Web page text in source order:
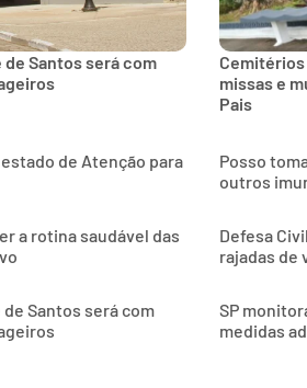
de Santos será com
missas e
Pais
de Atenção para
Posso
outros
a rotina saudável das
Defesa
rajadas de
Santos será com
SP
medidas